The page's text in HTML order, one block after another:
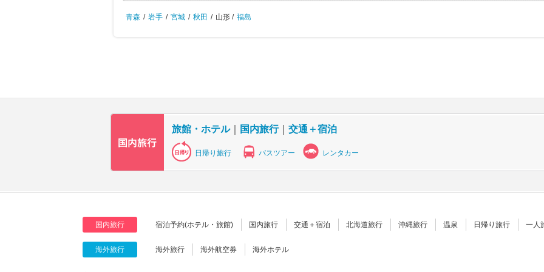
青森 / 岩手 / 宮城 / 秋田 / 山形 / 福島
旅館・ホテル｜ 国内旅行｜ 交通＋宿泊
日帰り旅行 バスツアー レンタカー
国内旅行 宿泊予約(ホテル・旅館) 国内旅行 交通＋宿泊 北海道旅行 沖縄旅行 温泉 日帰り旅行 一人
海外旅行 海外旅行 海外航空券 海外ホテル